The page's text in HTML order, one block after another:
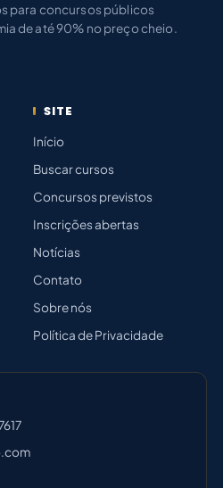
para concursos públicos
de até 90% no preço cheio.
SITE
Início
Buscar cursos
Concursos previstos
Inscrições abertas
Notícias
Contato
Sobre nós
Política de Privacidade